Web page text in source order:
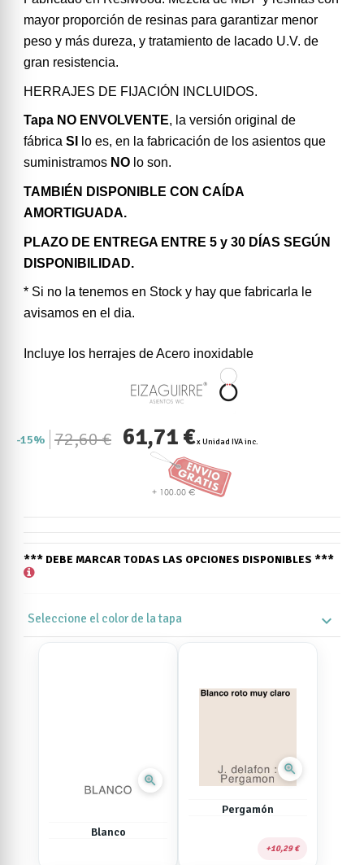
mayor proporción de resinas para garantizar menor
peso y más dureza, y tratamiento de lacado U.V. de
gran resistencia.
HERRAJES DE FIJACIÓN INCLUIDOS.
Tapa NO ENVOLVENTE, la versión original de
fábrica SI
lo es, en la fabricación de los asientos que
suministramos NO lo son.
TAMBIÉN DISPONIBLE CON CAÍDA
AMORTIGUADA.
PLAZO DE ENTREGA ENTRE 5 y 30 DÍAS SEGÚN
DISPONIBILIDAD.
* Si no la tenemos en Stock y hay que fabricarla le
avisamos en el dia.
Incluye los herrajes de Acero inoxidable
15% 72,60 € 61,71 €x Unidad IVA inc.
*** DEBE MARCAR TODAS LAS OPCIONES DISPONIBLES ***
Seleccione el color de la tapa expand_more
zoom_in
Blanco
zoom_in
Pergamón
10,29 €